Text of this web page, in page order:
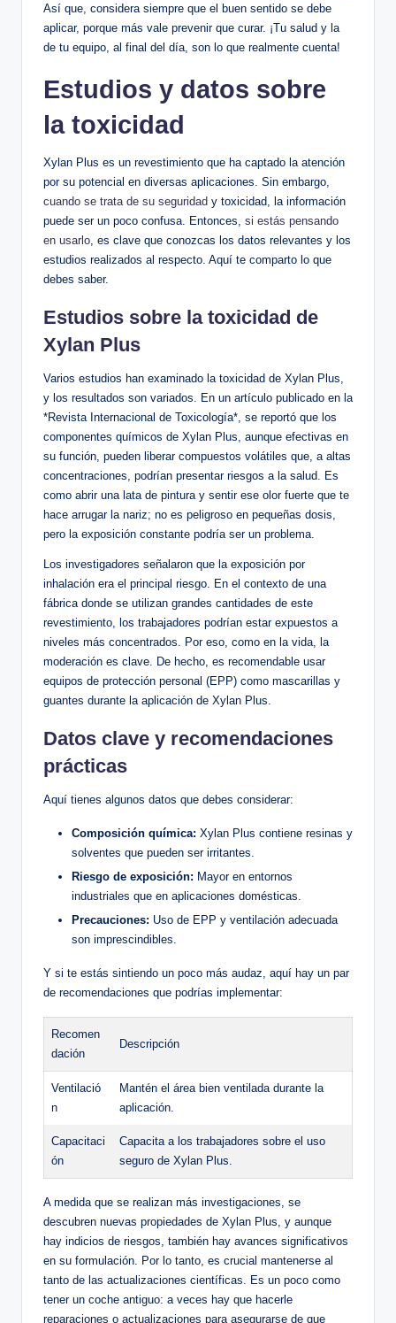
Así que, considera siempre que el buen sentido se debe
⁢aplicar, porque más vale prevenir que curar. ¡Tu ⁣salud ⁤y la
de tu equipo, al final del día, son lo ⁤que ‌realmente cuenta!
Estudios y datos sobre
la‌ toxicidad
Xylan Plus es​ un revestimiento que⁣ ha captado la atención
por su potencial‌ en diversas aplicaciones. ⁤Sin embargo,
cuando se trata de su seguridad y toxicidad,‌ la información
puede ser ‍un ⁣poco confusa. Entonces, si estás pensando
en usarlo , es clave que conozcas⁢ los datos ‌relevantes y los
estudios realizados al respecto. Aquí te comparto⁣ lo que⁣
debes saber.
Estudios sobre la toxicidad​ de
Xylan⁢ Plus
Varios estudios han examinado la​ toxicidad de⁢ Xylan ⁣Plus,
y los ​resultados son⁤ variados. ⁣En un artículo publicado en la
*Revista Internacional de Toxicología*, se reportó que los
componentes químicos de⁤ Xylan Plus, aunque efectivas en
su función, pueden liberar ​compuestos volátiles que, a ⁤altas
concentraciones, podrían ‍presentar​ riesgos a la salud.⁢ Es⁢
como abrir una lata ‍de pintura y sentir ese olor fuerte que te
hace ‍arrugar la ‌nariz; no es peligroso en pequeñas dosis,
pero la ⁢exposición constante podría ‌ser ⁢un problema.
Los investigadores señalaron que la exposición​ por
inhalación era el principal riesgo. En el contexto de una
fábrica donde ‌se utilizan grandes cantidades ⁤de⁤ este
revestimiento, los ​trabajadores podrían estar ⁣expuestos a
niveles más concentrados. Por eso, como en ⁣la vida, la
moderación es clave. De hecho, es recomendable usar
equipos ​de ⁢protección personal​ (EPP) como mascarillas y
guantes durante⁤ la aplicación ‍de Xylan Plus.
Datos clave ⁣y recomendaciones
prácticas
Aquí tienes algunos datos que debes‌ considerar:
Composición química: Xylan Plus contiene ⁣resinas‌ y
solventes que pueden ser irritantes.
Riesgo de exposición: Mayor⁣ en entornos
industriales que en aplicaciones​ domésticas.
Precauciones: Uso de EPP y⁤ ventilación ​adecuada
son imprescindibles.
Y si te estás sintiendo un poco más​ audaz, ⁤aquí hay un par
de ‍recomendaciones que podrías implementar:
Recomen
dación
Descripción
Ventilació
n
Mantén el área bien ventilada durante la
aplicación.
Capacitaci
ón
Capacita‌ a los trabajadores sobre⁣ el uso​
seguro de Xylan Plus.
A ⁢medida ⁣que se realizan más investigaciones, se
descubren nuevas propiedades de Xylan Plus, y ⁣aunque
⁣hay indicios de riesgos, también hay avances​ significativos
en su⁤ formulación. Por lo tanto,⁤ es ‌crucial mantenerse al
tanto ​de las actualizaciones ⁣científicas. Es un poco ⁢como
tener un coche antiguo:⁣ a veces hay que hacerle‍
reparaciones ‍o actualizaciones para asegurarse de que​